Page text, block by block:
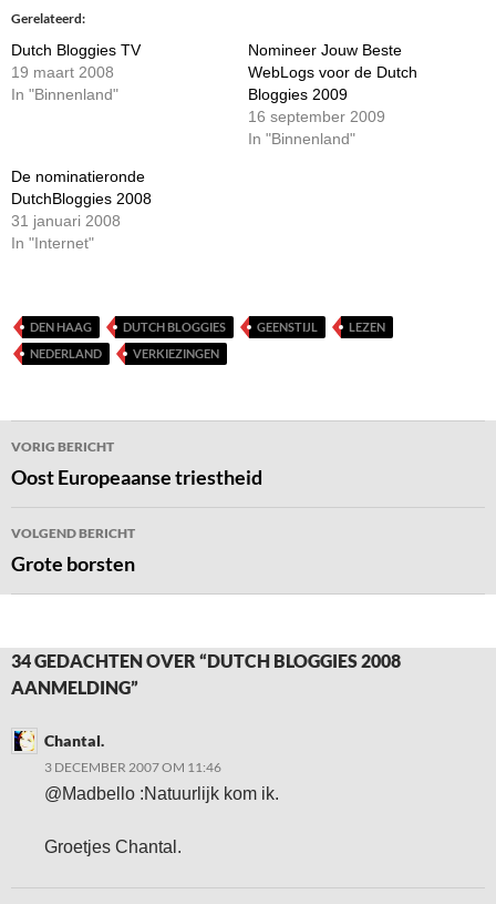
Gerelateerd
Dutch Bloggies TV
19 maart 2008
In "Binnenland"
Nomineer Jouw Beste
WebLogs voor de Dutch
Bloggies 2009
16 september 2009
In "Binnenland"
De nominatieronde
DutchBloggies 2008
31 januari 2008
In "Internet"
DEN HAAG DUTCH BLOGGIES GEENSTIJL
LEZEN
NEDERLAND
VERKIEZINGEN
Bericht
navigatie
VORIG BERICHT
Oost Europeaanse triestheid
VOLGEND BERICHT
Grote borsten
34 GEDACHTEN OVER “DUTCH BLOGGIES 2008
AANMELDING”
Chantal.
3 DECEMBER 2007 OM 11:46
@Madbello :Natuurlijk kom ik.
Groetjes Chantal.